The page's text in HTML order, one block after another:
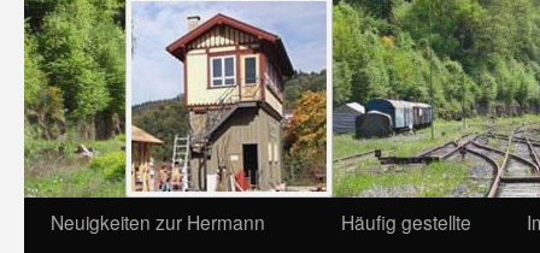
Neuigkeiten zur Hermann
Häufig gestellte